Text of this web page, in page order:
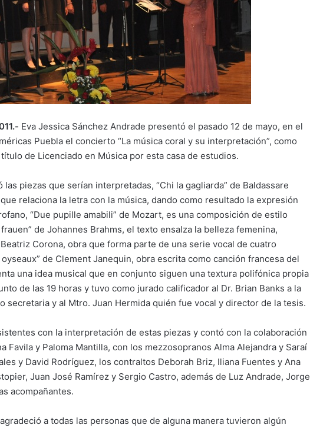
Eva Jessica Sánchez Andrade presentó el pasado 12 de mayo, en el
Puebla el concierto “La música coral y su interpretación”, como
de Licenciado en Música por esta casa de estudios.
piezas que serían interpretadas, “Chi la gagliarda” de Baldassare
relaciona la letra con la música, dando como resultado la expresión
“Due pupille amabili” de Mozart, es una composición de estilo
de Johannes Brahms, el texto ensalza la belleza femenina,
Corona, obra que forma parte de una serie vocal de cuatro
de Clement Janequin, obra escrita como canción francesa del
una idea musical que en conjunto siguen una textura polifónica propia
de las 19 horas y tuvo como jurado calificador al Dr. Brian Banks a la
secretaria y al Mtro. Juan Hermida quién fue vocal y director de la tesis.
con la interpretación de estas piezas y contó con la colaboración
Favila y Paloma Mantilla, con los mezzosopranos Alma Alejandra y Saraí
y David Rodríguez, los contraltos Deborah Briz, Iliana Fuentes y Ana
Juan José Ramírez y Sergio Castro, además de Luz Andrade, Jorge
acompañantes.
a todas las personas que de alguna manera tuvieron algún